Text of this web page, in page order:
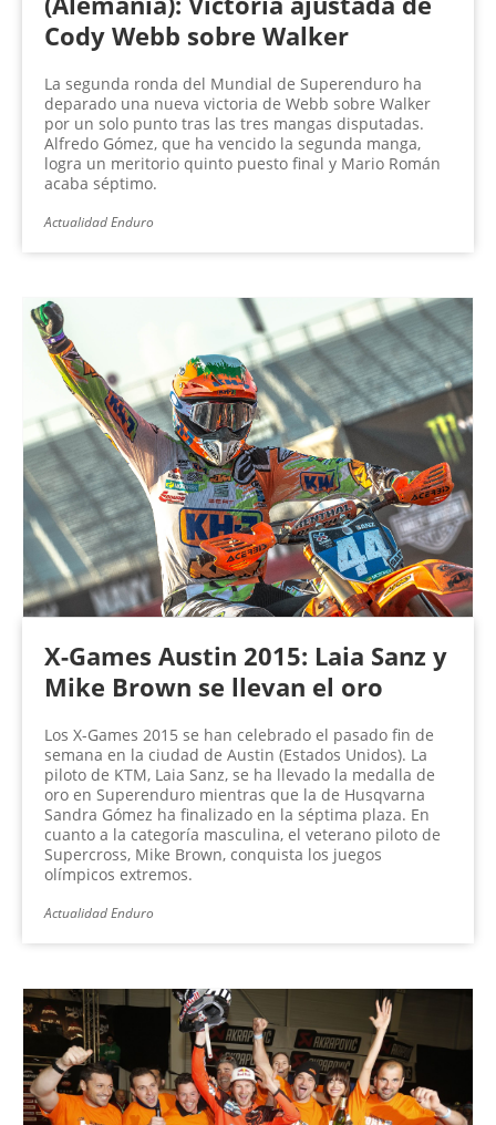
Cody Webb sobre Walker
La segunda ronda del Mundial de Superenduro ha
deparado una nueva victoria de Webb sobre Walker
por un solo punto tras las tres mangas disputadas.
Alfredo Gómez, que ha vencido la segunda manga,
logra un meritorio quinto puesto final y Mario Román
acaba séptimo.
Actualidad Enduro
X-Games Austin 2015: Laia Sanz y
Mike Brown se llevan el oro
Los X-Games 2015 se han celebrado el pasado fin de
semana en la ciudad de Austin (Estados Unidos). La
piloto de KTM, Laia Sanz, se ha llevado la medalla de
oro en Superenduro mientras que la de Husqvarna
Sandra Gómez ha finalizado en la séptima plaza. En
cuanto a la categoría masculina, el veterano piloto de
Supercross, Mike Brown, conquista los juegos
olímpicos extremos.
Actualidad Enduro